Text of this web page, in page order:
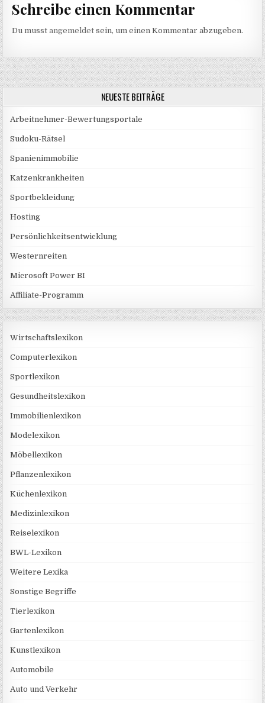
Schreibe einen Kommentar
Du musstangemeldet sein, um einen Kommentar abzugeben.
NEUESTE BEITRÄGE
Arbeitnehmer-Bewertungsportale
Sudoku-Rätsel
Spanienimmobilie
Katzenkrankheiten
Sportbekleidung
Hosting
Persönlichkeitsentwicklung
Westernreiten
Microsoft Power BI
Affiliate-Programm
Wirtschaftslexikon
Computerlexikon
Sportlexikon
Gesundheitslexikon
Immobilienlexikon
Modelexikon
Möbellexikon
Pflanzenlexikon
Küchenlexikon
Medizinlexikon
Reiselexikon
BWL-Lexikon
Weitere Lexika
Sonstige Begriffe
Tierlexikon
Gartenlexikon
Kunstlexikon
Automobile
Auto und Verkehr